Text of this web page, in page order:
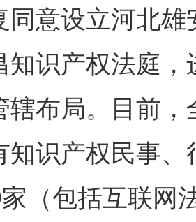
同意设立河北
知识产权法庭
辖布局。目前
知识产权民事
（包括互联网